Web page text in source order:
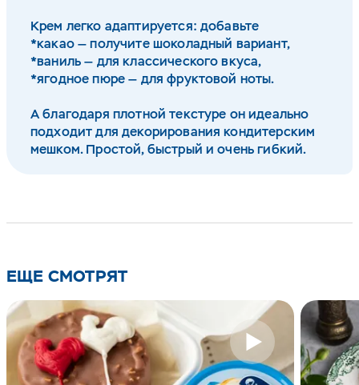
Крем легко адаптируется: добавьте
*какао — получите шоколадный вариант,
*ваниль — для классического вкуса,
*ягодное пюре — для фруктовой ноты.
А благодаря плотной текстуре он идеально
подходит для декорирования кондитерским
мешком. Простой, быстрый и очень гибкий.
ЕЩЕ СМОТРЯТ